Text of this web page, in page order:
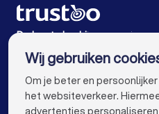
Makelaars in Groningen
Makelaars in Breda
Makelaars in Enschede
Makelaars in Arnhem
De beste bedrijven voor jou
Wij gebruiken
Om je beter en
het websiteverkeer.
advertenties